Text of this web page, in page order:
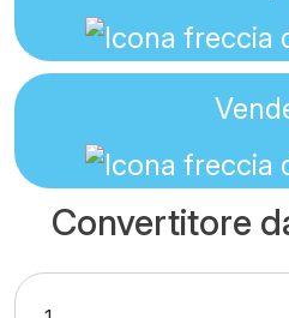
Convertitore